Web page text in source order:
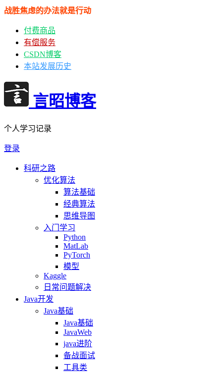
战胜焦虑的办法就是行动
付费商品
有偿服务
CSDN博客
本站发展历史
言昭博客
个人学习记录
登录
科研之路
优化算法
算法基础
经典算法
思维导图
入门学习
Python
MatLab
PyTorch
模型
Kaggle
日常问题解决
Java开发
Java基础
Java基础
JavaWeb
java进阶
备战面试
工具类